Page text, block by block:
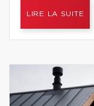
LIRE LA SUITE